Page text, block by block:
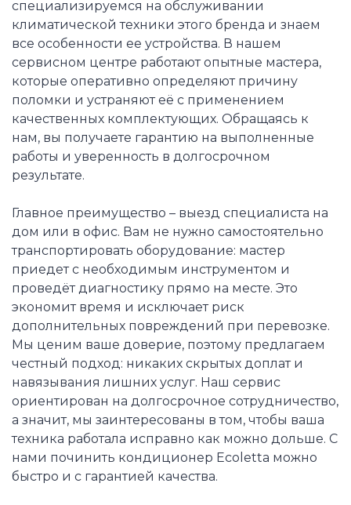
специализируемся на обслуживании
климатической техники этого бренда и знаем
все особенности ее устройства. В нашем
сервисном центре работают опытные мастера,
которые оперативно определяют причину
поломки и устраняют её с применением
качественных комплектующих. Обращаясь к
нам, вы получаете гарантию на выполненные
работы и уверенность в долгосрочном
результате.
Главное преимущество – выезд специалиста на
дом или в офис. Вам не нужно самостоятельно
транспортировать оборудование: мастер
приедет с необходимым инструментом и
проведёт диагностику прямо на месте. Это
экономит время и исключает риск
дополнительных повреждений при перевозке.
Мы ценим ваше доверие, поэтому предлагаем
честный подход: никаких скрытых доплат и
навязывания лишних услуг. Наш сервис
ориентирован на долгосрочное сотрудничество,
а значит, мы заинтересованы в том, чтобы ваша
техника работала исправно как можно дольше. С
нами починить кондиционер Ecoletta можно
быстро и с гарантией качества.